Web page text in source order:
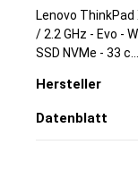
Lenovo ThinkPad
/ 2.2 GHz - Evo -
SSD NVMe - 33 c…
Hersteller
Datenblatt